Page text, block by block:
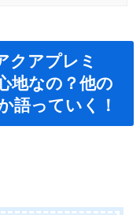
クアプレミ
地なの？他の
語っていく！